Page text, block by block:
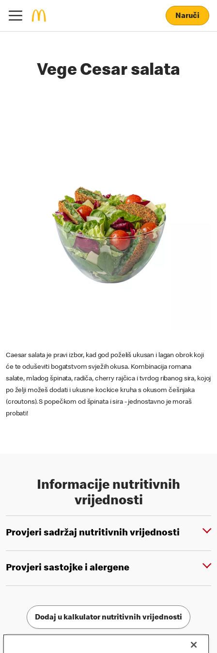
Naruči
Vege Cesar salata
Caesar salata je pravi izbor, kad god poželiš ukusan i lagan obrok koji
će te oduševiti bogatstvom svježih okusa. Kombinacija romana
salate, mladog špinata, radiča, cherry rajčica i tvrdog ribanog sira, kojoj
po želji možeš dodati i ukusne kockice kruha s okusom češnjaka
(croutons). S popečkom od špinata i sira - jednostavno je moraš
probati!
Informacije nutritivnih
vrijednosti
Provjeri sadržaj nutritivnih vrijednosti
Provjeri sastojke i alergene
Dodaj u kalkulator nutritivnih vrijednosti